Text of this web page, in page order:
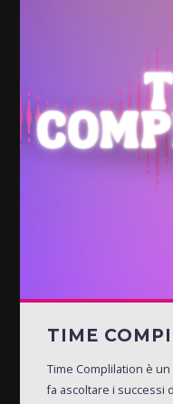
TIME
Time Complilation è
fa ascoltare i successi